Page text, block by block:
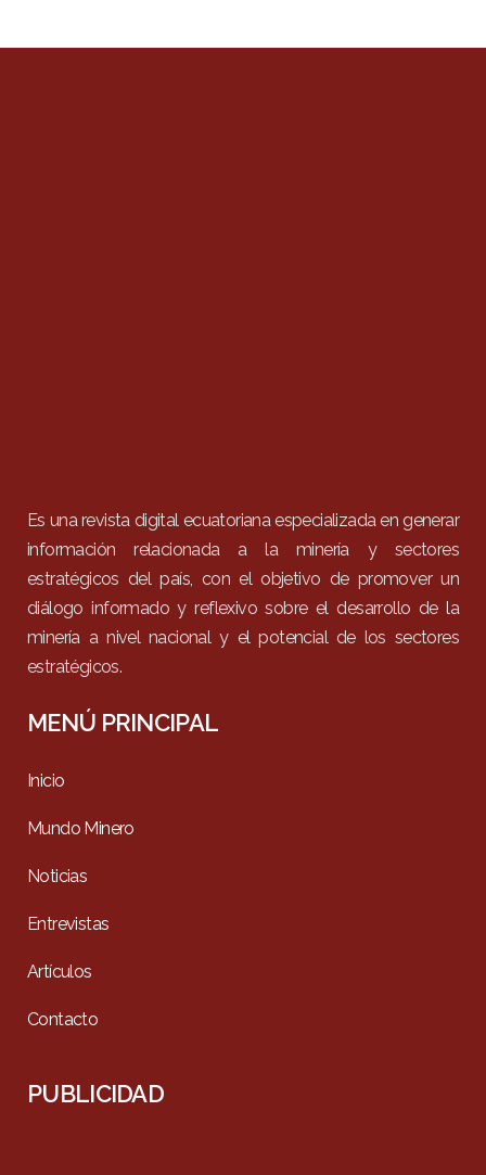
Es una revista digital ecuatoriana especializada en generar
información relacionada a la minería y sectores
estratégicos del país, con el objetivo de promover un
diálogo informado y reflexivo sobre el desarrollo de la
minería a nivel nacional y el potencial de los sectores
estratégicos.
MENÚ PRINCIPAL
Inicio
Mundo Minero
Noticias
Entrevistas
Artículos
Contacto
PUBLICIDAD